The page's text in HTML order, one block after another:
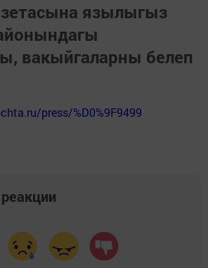
язылыгыз
вакыйгаларны белеп
press/%D0%9F9499